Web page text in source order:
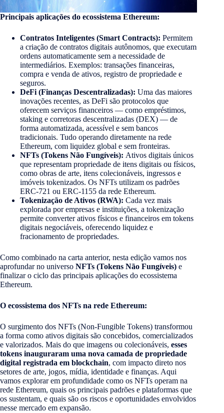
Principais aplicações do ecossistema Ethereum:
Contratos Inteligentes (Smart Contracts): Permitem
a criação de contratos digitais autônomos, que executam
ordens automaticamente sem a necessidade de
intermediários. Exemplos: transações financeiras,
compra e venda de ativos, registro de propriedade e
seguros.
DeFi (Finanças Descentralizadas): Uma das maiores
inovações recentes, as DeFi são protocolos que
oferecem serviços financeiros — como empréstimos,
staking e corretoras descentralizadas (DEX) — de
forma automatizada, acessível e sem bancos
tradicionais. Tudo operando diretamente na rede
Ethereum, com liquidez global e sem fronteiras.
NFTs (Tokens Não Fungíveis): Ativos digitais únicos
que representam propriedade de itens digitais ou físicos,
como obras de arte, itens colecionáveis, ingressos e
imóveis tokenizados. Os NFTs utilizam os padrões
ERC-721 ou ERC-1155 da rede Ethereum.
Tokenização de Ativos (RWA): Cada vez mais
explorada por empresas e instituições, a tokenização
permite converter ativos físicos e financeiros em tokens
digitais negociáveis, oferecendo liquidez e
fracionamento de propriedades.
Como combinado na carta anterior, nesta edição vamos nos
aprofundar no universo NFTs (Tokens Não Fungíveis) e
finalizar o ciclo das principais aplicações do ecossistema
Ethereum.
O ecossistema dos NFTs na rede Ethereum:
O surgimento dos NFTs (Non-Fungible Tokens) transformou
a forma como ativos digitais são concebidos, comercializados
e valorizados. Mais do que imagens ou colecionáveis, esses
tokens inauguraram uma nova camada de propriedade
digital registrada em blockchain, com impacto direto nos
setores de arte, jogos, mídia, identidade e finanças. Aqui
vamos explorar em profundidade como os NFTs operam na
rede Ethereum, quais os principais padrões e plataformas que
os sustentam, e quais são os riscos e oportunidades envolvidos
nesse mercado em expansão.